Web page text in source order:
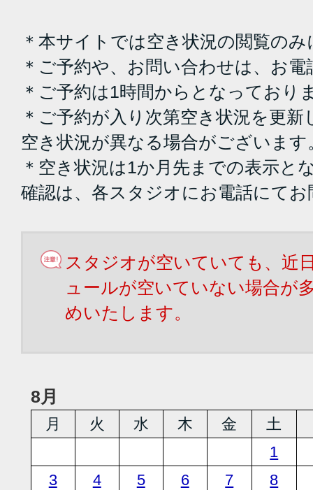
＊本サイトでは空き状況の閲覧の
＊ご予約や、お問い合わせは、お
＊ご予約は1時間からとなっており
＊ご予約が入り次第空き状況を更
空き状況が異なる場合がございます
＊空き状況は1か月先までの表示と
確認は、各スタジオにお電話にて
スタジオが空いていても、近
ュールが空いていない場合が
めいたします。
8月
月 火 水 木 金 土
1
3
4 5 6 7
8